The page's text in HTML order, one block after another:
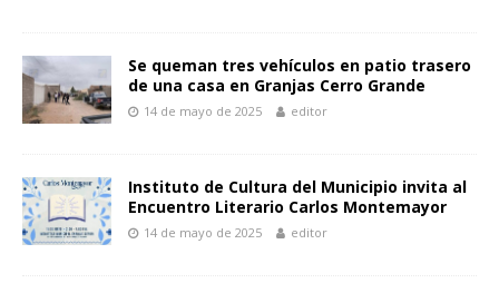
Se queman tres vehículos en patio trasero
de una casa en Granjas Cerro Grande
14 de mayo de 2025 editor
Instituto de Cultura del Municipio invita al
Encuentro Literario Carlos Montemayor
14 de mayo de 2025 editor